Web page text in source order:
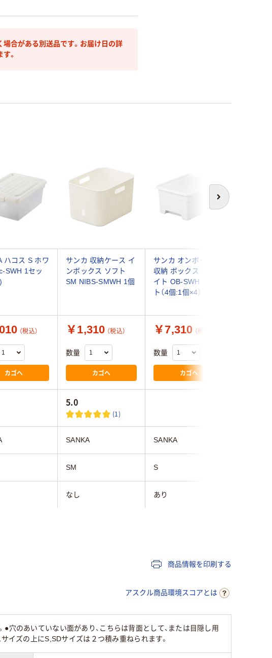
合がある別送品です。お届け日の詳
。
次へ
ハコス S ホワ
SWH 1セッ
サンカ 収納ケース イ
ンボックス ソフト
SM NIBS-SMWH 1個
サンカ オンボックス
収納 ボックス S ホワ
イト OB-SWH 1セッ
ト（4個:1個×4）
（税込）
カゴへ
￥1,310 （税込）
数量
カゴへ
￥7,310 （税込）
数量
カゴへ
5.0
(1)
SANKA SANKA
SM S
なし あり
ポリプロピレン
商品情報を印刷する
アスクル商品環境スコアとは
のあいていない面があり、こちらは背面として、または目隠し用
イズの上にS,SDサイズは２つ積み重ねられます。